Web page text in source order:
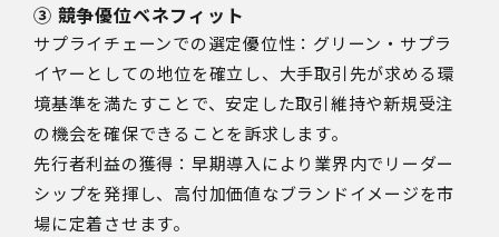
③ 競争優位ベネフィット
サプライチェーンでの選定優位性：グリーン・サプラ
イヤーとしての地位を確立し、大手取引先が求める環
境基準を満たすことで、安定した取引維持や新規受注
の機会を確保できることを訴求します。
先行者利益の獲得：早期導入により業界内でリーダー
シップを発揮し、高付加価値なブランドイメージを市
場に定着させます。